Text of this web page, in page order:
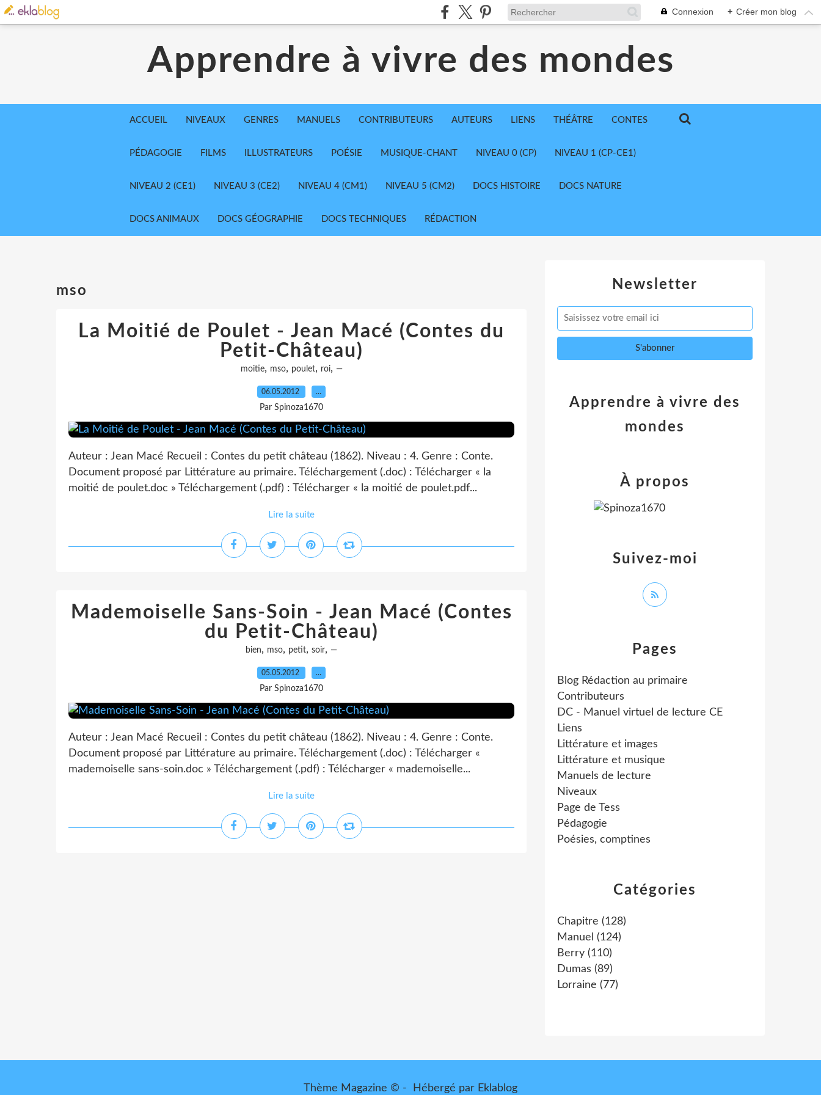
Connexion + Créer mon blog
Apprendre à vivre des mondes
ACCUEIL NIVEAUX GENRES MANUELS CONTRIBUTEURS AUTEURS LIENS THÉÂTRE CONTES
PÉDAGOGIE FILMS ILLUSTRATEURS POÉSIE MUSIQUE-CHANT NIVEAU 0 (CP) NIVEAU 1 (CP-CE1)
NIVEAU 2 (CE1) NIVEAU 3 (CE2) NIVEAU 4 (CM1) NIVEAU 5 (CM2) DOCS HISTOIRE DOCS NATURE
DOCS ANIMAUX DOCS GÉOGRAPHIE DOCS TECHNIQUES RÉDACTION
mso
La Moitié de Poulet - Jean Macé (Contes du
Petit-Château)
moitie, mso, poulet, roi, —
06.05.2012 …
Par Spinoza1670
Auteur : Jean Macé Recueil : Contes du petit château (1862). Niveau : 4. Genre : Conte.
Document proposé par Littérature au primaire. Téléchargement (.doc) : Télécharger « la
moitié de poulet.doc » Téléchargement (.pdf) : Télécharger « la moitié de poulet.pdf...
Lire la suite
Mademoiselle Sans-Soin - Jean Macé (Contes
du Petit-Château)
bien, mso, petit, soir, —
05.05.2012 …
Par Spinoza1670
Auteur : Jean Macé Recueil : Contes du petit château (1862). Niveau : 4. Genre : Conte.
Document proposé par Littérature au primaire. Téléchargement (.doc) : Télécharger «
mademoiselle sans-soin.doc » Téléchargement (.pdf) : Télécharger « mademoiselle...
Lire la suite
Newsletter
Catégories
Chapitre (128)
Manuel (124)
Berry (110)
Dumas (89)
Lorraine (77)
Pages
Blog Rédaction au primaire
Contributeurs
DC - Manuel virtuel de lecture CE
Liens
Littérature et images
Littérature et musique
Manuels de lecture
Niveaux
Page de Tess
Pédagogie
Poésies, comptines
Apprendre à vivre des
mondes
Suivez-moi
À propos
Thème Magazine © - Hébergé par Eklablog